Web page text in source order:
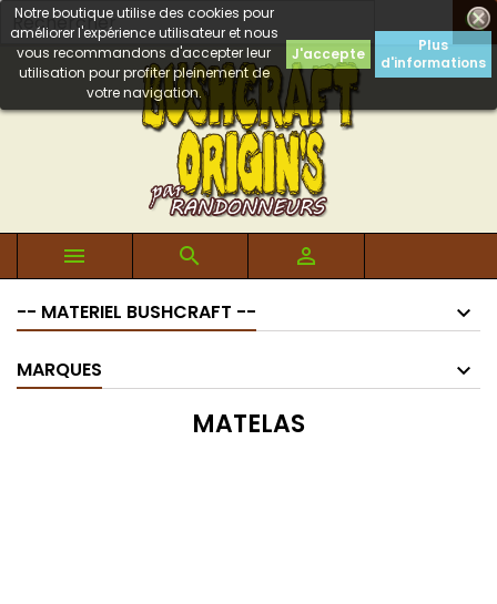

Notre boutique utilise des cookies pour
améliorer l'expérience utilisateur et nous
vous recommandons d'accepter leur
utilisation pour profiter pleinement de
votre navigation.
J'accepte
Plus
d'informations
  
-- MATERIEL BUSHCRAFT --
MARQUES
MATELAS